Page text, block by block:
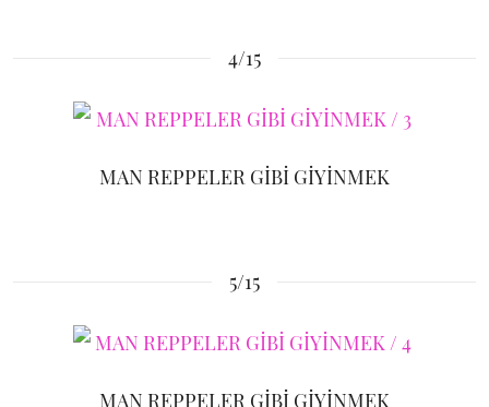
4/15
MAN REPPELER GİBİ GİYİNMEK
5/15
MAN REPPELER GİBİ GİYİNMEK